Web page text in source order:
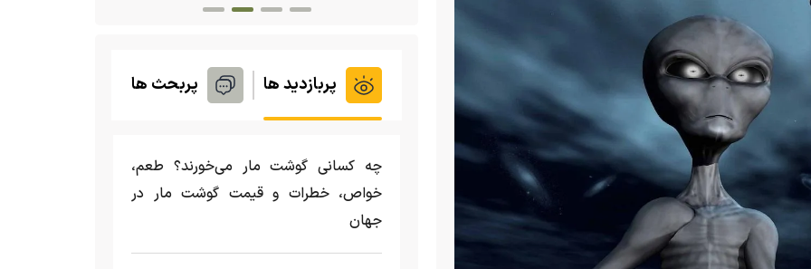
پربازدید ها پربحث ها
چه کسانی گوشت مار می‌خورند؟ طعم،
خواص، خطرات و قیمت گوشت مار در
جهان